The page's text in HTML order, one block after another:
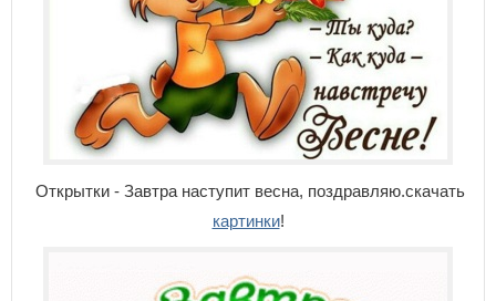
Открытки - Завтра наступит весна, поздравляю.скачать
картинки!